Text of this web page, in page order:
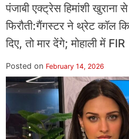
पंजाबी एक्ट्रेस हिमांशी खुराना
फिरौती:गैंगस्टर ने थ्रेट कॉल
दिए, तो मार देंगे; मोहाली में FIR
Posted on February 14, 2026